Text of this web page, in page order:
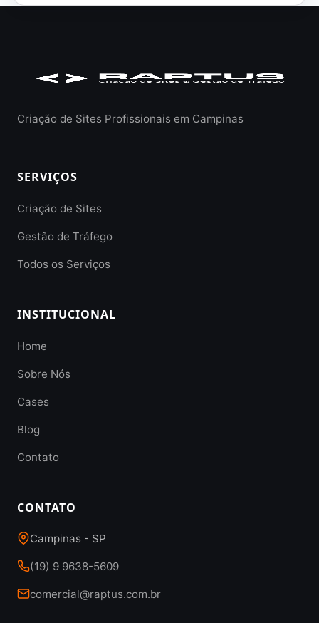
Criação de Sites Profissionais em Campinas
SERVIÇOS
Criação de Sites
Gestão de Tráfego
Todos os Serviços
INSTITUCIONAL
Home
Sobre Nós
Cases
Blog
Contato
CONTATO
Campinas - SP
(19) 9 9638-5609
comercial@raptus.com.br